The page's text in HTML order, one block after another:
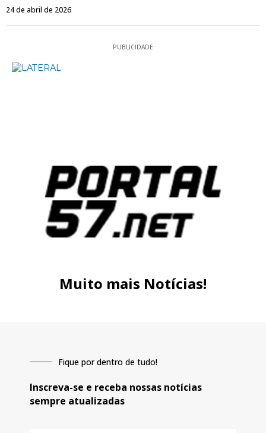
24 de abril de 2026
PUBLICIDADE
Muito mais Notícias!
Fique por dentro de tudo!
Inscreva-se e receba nossas notícias
sempre atualizadas